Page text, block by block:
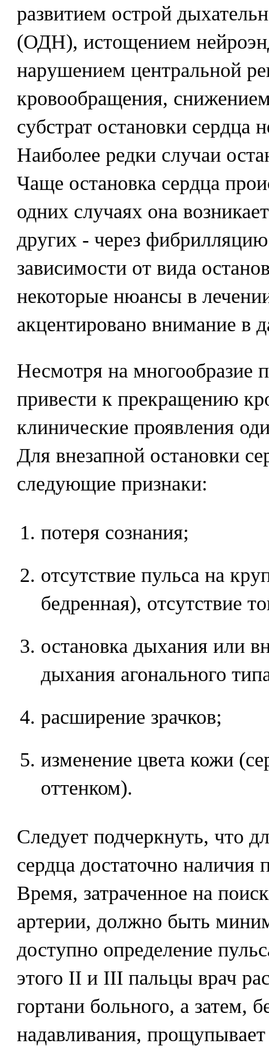
развитием острой
(ОДН), истощением
нарушением центральной
кровообращения,
субстрат остановки сердца
Наиболее редки случаи
Чаще остановка сердца
одних случаях она
других - через
зависимости от вида
некоторые нюансы в
акцентировано внимание в
Несмотря на многообразие
привести к прекращению
клинические проявления
Для внезапной остановки
следующие признаки:
потеря сознания;
отсутствие пульса на
бедренная), отсутствие
остановка дыхания или
дыхания агонального
расширение зрачков;
изменение цвета кожи
оттенком).
Следует подчеркнуть, что
сердца достаточно наличия
Время, затраченное на
артерии, должно быть
доступно определение
этого II и III пальцы врач
гортани больного, а затем,
надавливания,